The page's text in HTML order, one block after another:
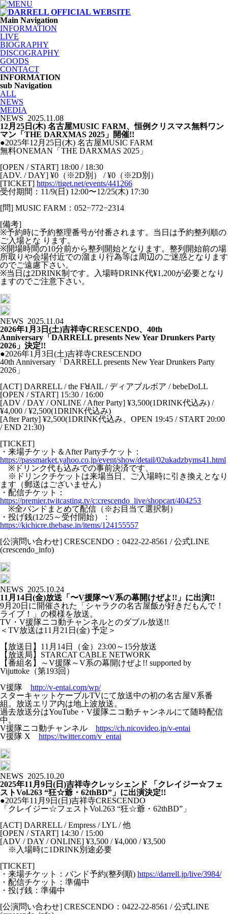
Main Navigation
INFORMATION
LIVE
BIOGRAPHY
DISCOGRAPHY
GOODS
CONTACT
INFORMATION
sub Navigation
ALL
NEWS
MEDIA
NEWS 2025.11.08
12月25日(木) 名古屋MUSIC FARM、恒例クリスマス無料ワン
マン「THE DARXMAS 2025」開催!!
●2025年12月25日(木) 名古屋MUSIC FARM
無料ONEMAN「THE DARXMAS 2025」
[OPEN / START] 18:00 / 18:30
[ADV. / DAY] ¥0（※2D別） / ¥0（※2D別）
[TICKET] https://tiget.net/events/441266
受付期間：11/9(日) 12:00〜12/25(木) 17:30
[問] MUSIC FARM：052−772−2314
[備考]
※予約時に予約整理番号が付番されます。当日は予約整列順の
ご入場とな ります。
※開場時間の10分前から整列開始となります。整列開始前の場
所取りや会場付近での溜まり行為等は周辺のご迷惑となります
のでご遠慮下さい。
※当日は2DRINK制です。入場時DRINK代¥1,200が必要となり
ますのでご注意下さい。
NEWS 2025.11.04
2026年1月3日(土)吉祥寺CRESCENDO、40th
Anniversary「DARRELL presents New Year Drunkers Party
2026」決定!!
●2026年1月3日(土)吉祥寺CRESCENDO
40th Anniversary「DARRELL presents New Year Drunkers Party
2026」
[ACT] DARRELL / the FꓤAIL / ディアブルボア / bebeDoLL
[OPEN / START] 15:30 / 16:00
[ADV / DAY / ONLINE / After Party] ¥3,500(1DRINK代込み) /
¥4,000 / ¥2,500(1DRINK代込み)
[After Party] ¥2,500(1DRINK代込み、OPEN 19:45 / START 20:00
/ END 21:30)
[TICKET]
・来場チケット＆After Partyチケット：
https://passmarket.yahoo.co.jp/event/show/detail/02ukadzbyms41.html
※ドリンク代も込みでの事前決済です、
※ドリンクチケットは来場当日、ご入場時に引き換えとなり
ます（郵送はございません）
・配信チケット：
https://premier.twitcasting.tv/c:crescendo_live/shopcart/404253
※全バンドまとめて配信（※お目当て選択制）
・投げ銭(12/25～受付開始）：
https://kichicre.thebase.in/items/124155557
[公演問い合わせ] CRESCENDO：0422-22-8561 / 公式LINE
(crescendo_info)
NEWS 2025.10.24
11月14日(金)放送「〜V援隊〜V系の幕開けぜよ!!」に出演!!
9月20日に開催された「シャラクの名古屋飯が好きだもんで！
ライブ！」の模様を放送。
TV・V援隊ニコ動チャンネルとのダブル放送!!
＜TV放送は11月21日(金) 予定＞
【放送日】11月14日（金）23:00～15分放送
【放送局】STARCAT CABLE NETWORK
【番組名】～V援隊～V系の幕開けぜよ!! supported by
Vijuttoke（第193回）
V援隊 http://v-entai.com/wp/
スターキャットケーブルTVにて放送中の初の名古屋V系番
組。放送エリア内は地上波放送。
過去放送分はYouTube・V援隊ニコ動チャンネルにて随時配信
中。
V援隊ニコ動チャンネル https://ch.nicovideo.jp/v-entai
V援隊 X https://twitter.com/v_entai
NEWS 2025.10.20
2025年11月9日(日)吉祥寺クレッシェンド 「クレイジー☆フェ
ストVol.263 “狂☆爺・62thBD”」に出演決定!!
●2025年11月9日(日)吉祥寺CRESCENDO
「クレイジー☆フェストVol.263 “狂☆爺・62thBD”」
[ACT] DARRELL / Empress / LYL / 他
[OPEN / START] 14:30 / 15:00
[ADV / DAY / ONLINE] ¥3,500 / ¥4,000 / ¥3,500
※入場時に1DRINK別途必要
[TICKET]
・来場チケット：バンド予約(整列順) https://darrell.jp/live/3984/
・配信チケット：準備中
・投げ銭：準備中
[公演問い合わせ] CRESCENDO：0422-22-8561 / 公式LINE